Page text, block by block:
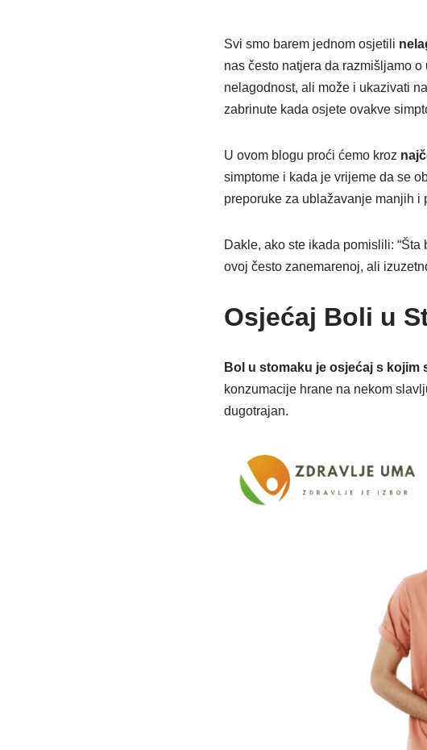
Svi smo barem jednom osjetili
nas često natjera da razmišljamo o
nelagodnost, ali može i ukazivati
zabrinute kada osjete ovakve
U ovom blogu proći ćemo kroz
simptome i kada je vrijeme da se
preporuke za ublažavanje manjih i
Dakle, ako ste ikada pomislili:
ovoj često zanemarenoj, ali
Osjećaj Boli u
Bol u stomaku je osjećaj s kojim
konzumacije hrane na nekom
dugotrajan.